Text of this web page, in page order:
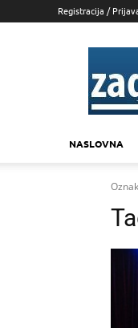
Registracija /
NASLOVNA